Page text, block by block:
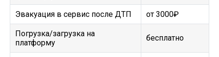
Эвакуация в сервис после ДТП от 3000₽
Погрузка/загрузка на
платформу
бесплатно